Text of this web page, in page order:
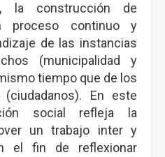
la construcción de
proceso continuo y
de las instancias
(municipalidad y
tiempo que de los
En este
social refleja la
un trabajo inter y
el fin de reflexionar